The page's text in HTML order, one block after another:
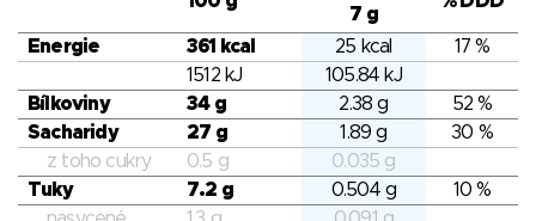
7 g
Energie 361 kcal 25 kcal
17 %
1512 kJ
105.84 kJ
Bílkoviny
34 g 2.38 g
52 %
Sacharidy
27 g 1.89 g
30 %
z toho cukry
0.5 g
0.035 g
Tuky
7.2 g 0.504 g
10 %